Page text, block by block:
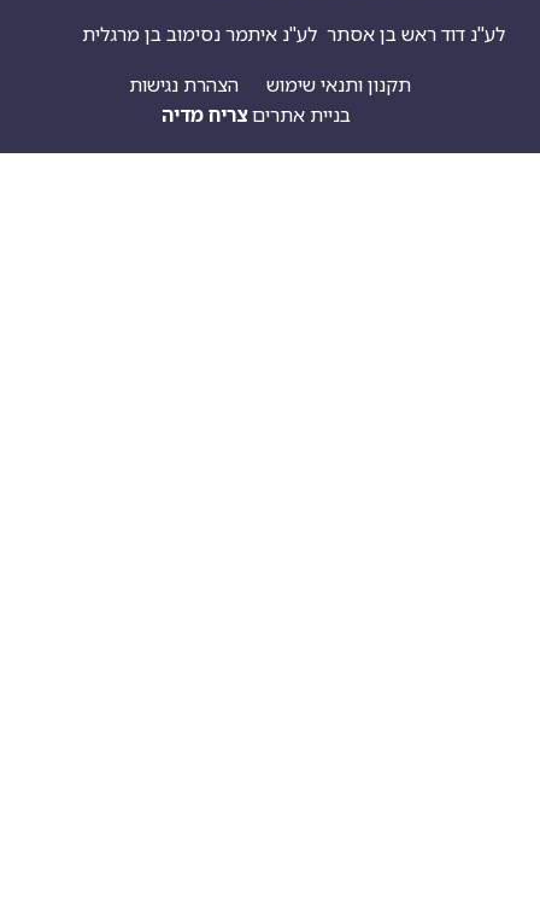
בן אסתר לע"נ איתמר נסימוב בן מרגלית
תקנון ותנאי שימוש
הצהרת נגישות
צריח מדיה